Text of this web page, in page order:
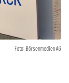
Foto: Börsenmedien AG